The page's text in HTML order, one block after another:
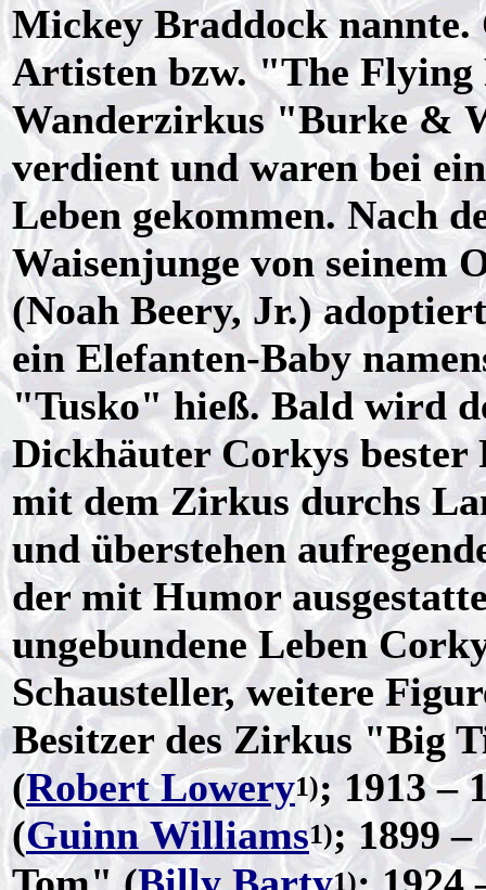
Mickey Braddock
Artisten bzw. "The Flying
Wanderzirkus "Burke &
verdient und waren bei
Leben gekommen. Nach
Waisenjunge von seinem
(Noah Beery, Jr.)
ein Elefanten-Baby
"Tusko" hieß. Bald wird
Dickhäuter Corkys bester
mit dem Zirkus durchs
und überstehen
der mit Humor
ungebundene Leben
Schausteller, weitere
Besitzer des Zirkus "Big
(Robert Lowery1); 1913 –
(Guinn Williams1); 1899
1)